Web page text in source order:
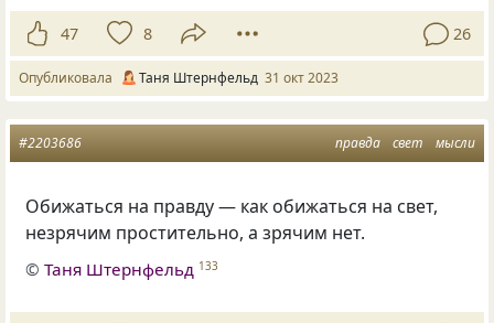
47 8 26
Опубликовала Таня Штернфельд 31 окт 2023
правда свет мысли
#2203686
Обижаться на правду — как обижаться на свет,
незрячим простительно, а зрячим нет.
©Таня Штернфельд 133